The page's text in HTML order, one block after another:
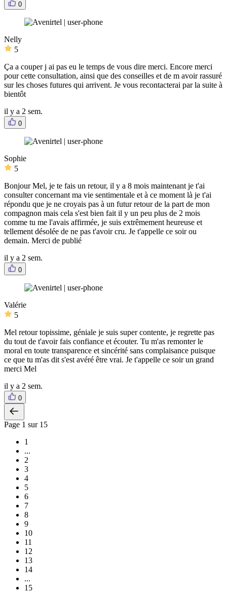
0
Nelly
5
Ça a couper j ai pas eu le temps de vous dire merci. Encore merci
pour cette consultation, ainsi que des conseilles et de m avoir rassuré
sur les choses futures qui arrivent. Je vous recontacterai par la suite à
bientôt
il y a 2 sem.
0
Sophie
5
Bonjour Mel, je te fais un retour, il y a 8 mois maintenant je t'ai
consulter concernant ma vie sentimentale et à ce moment là je t'ai
répondu que je ne croyais pas à un futur retour de la part de mon
compagnon mais cela s'est bien fait il y un peu plus de 2 mois
comme tu me l'avais affirmée, je suis extrêmement heureuse et
tellement désolée de ne pas t'avoir cru. Je t'appelle ce soir ou
demain. Merci de publié
il y a 2 sem.
0
Valérie
5
Mel retour topissime, géniale je suis super contente, je regrette pas
du tout de t'avoir fais confiance et écouter. Tu m'as remonter le
moral en toute transparence et sincérité sans complaisance puisque
ce que tu m'as dit s'est avéré être vrai. Je t'appelle ce soir un grand
merci Mel
il y a 2 sem.
0
Page 1 sur 15
1
...
2
3
4
5
6
7
8
9
10
11
12
13
14
...
15